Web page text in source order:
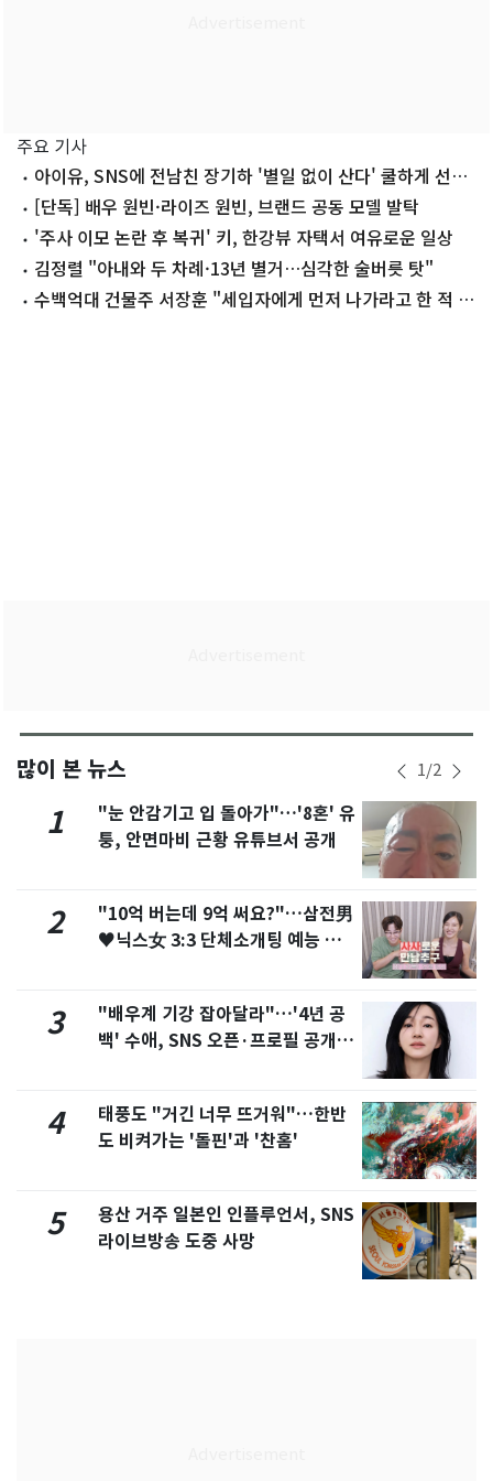
주요 기사
아이유, SNS에 전남친 장기하 '별일 없이 산다' 쿨하게 선곡
'깜짝'
[단독] 배우 원빈·라이즈 원빈, 브랜드 공동 모델 발탁
'주사 이모 논란 후 복귀' 키, 한강뷰 자택서 여유로운 일상
김정렬 "아내와 두 차례·13년 별거…심각한 술버릇 탓"
수백억대 건물주 서장훈 "세입자에게 먼저 나가라고 한 적 없
많이 본 뉴스 1/2
1
"눈 안감기고 입 돌아가"…'8혼' 유
퉁, 안면마비 근황 유튜브서 공개
2
"10억 버는데 9억 써요?"…삼전男
♥닉스女 3:3 단체소개팅 예능 화
3
"배우계 기강 잡아달라"…'4년 공
백' 수애, SNS 오픈·프로필 공개
4
태풍도 "거긴 너무 뜨거워"…한반
도 비켜가는 '돌핀'과 '찬홈'
5
용산 거주 일본인 인플루언서, SNS
라이브방송 도중 사망